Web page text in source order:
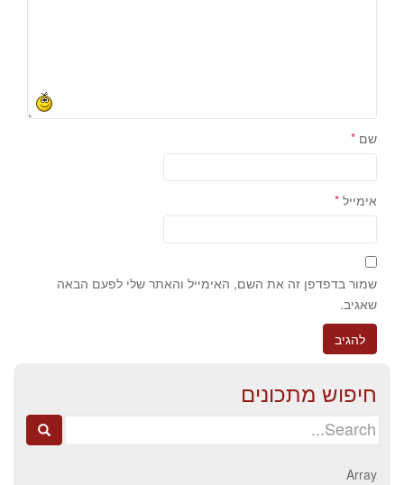
שם *
אימייל *
שמור בדפדפן זה את השם, האימייל והאתר שלי לפעם הבאה
שאגיב.
חיפוש מתכונים
Search
Array